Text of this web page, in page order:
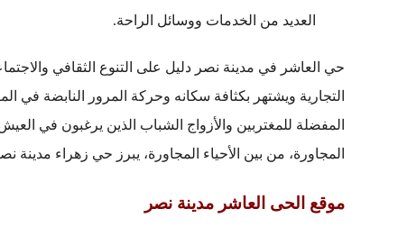
العديد من الخدمات ووسائل الراحة.
حي العاشر في مدينة نصر دليل على التنوع الثقافي
التجارية ويشتهر بكثافة سكانه وحركة المرور النابضة في
المفضلة للمغتربين والأزواج الشباب الذين يرغبون في
المجاورة، من بين الأحياء المجاورة، يبرز حي زهراء مدينة
موقع الحى العاشر مدينة نصر